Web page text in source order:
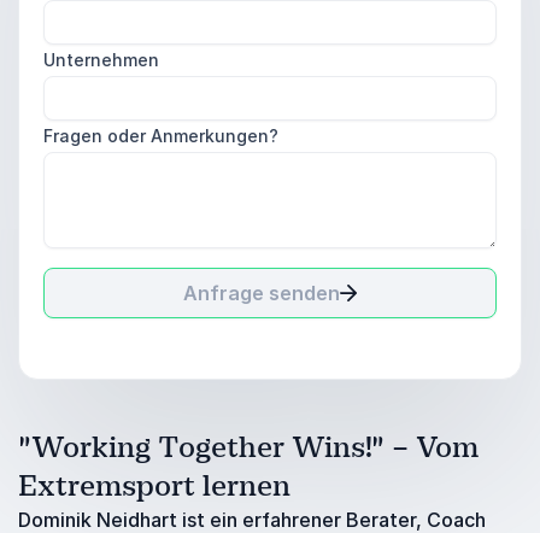
Unternehmen
Fragen oder Anmerkungen?
Anfrage senden
"Working Together Wins!" – Vom
Extremsport lernen
Dominik Neidhart ist ein erfahrener Berater, Coach